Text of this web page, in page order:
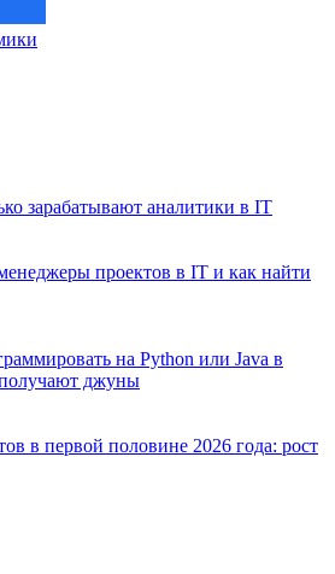
зарабатывают аналитики в IT
проектов в IT и как найти
на Python или Java в
джуны
в первой половине 2026 года: рост